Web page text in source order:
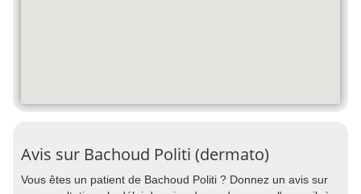
Avis sur Bachoud Politi (dermato)
Vous êtes un patient de Bachoud Politi ? Donnez un avis sur